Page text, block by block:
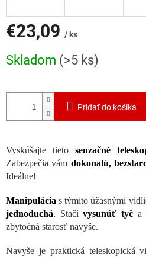
€23,09 / ks
cena:
Skladom (>5 ks)
Pridať do košíka
Vyskúšajte tieto senzačné
Zabezpečia vám dokonalú,
Ideálne!
Manipulácia s týmito úžasnými
jednoduchá. Stačívysunúť tyč a
zbytočná starosť navyše.
Navyše je praktická teleskopická